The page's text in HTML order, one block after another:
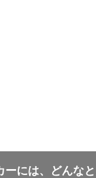
ーには、どんな